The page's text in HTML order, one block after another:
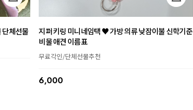
체선물
지퍼 키링 미니네임택 ♥ 가방 의류 낮잠이불 신학기준
비물 애견 이름표
무료각인/단체선물추천
6,000